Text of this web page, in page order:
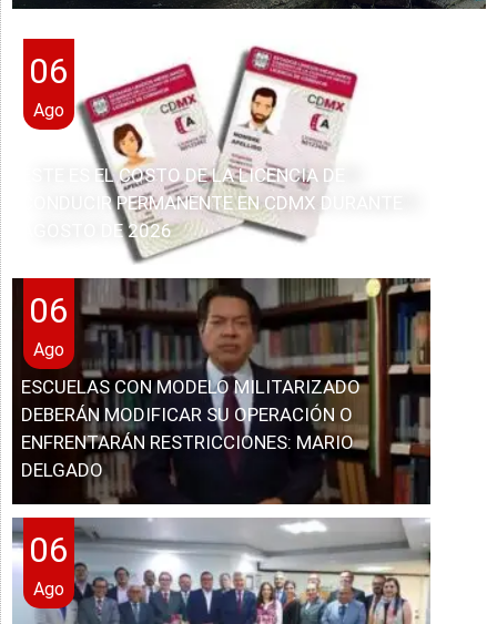
06
Ago
ESTE ES EL COSTO DE LA LICENCIA DE
CONDUCIR PERMANENTE EN CDMX DURANTE
AGOSTO DE 2026
06
Ago
ESCUELAS CON MODELO MILITARIZADO
DEBERÁN MODIFICAR SU OPERACIÓN O
ENFRENTARÁN RESTRICCIONES: MARIO
DELGADO
06
Ago